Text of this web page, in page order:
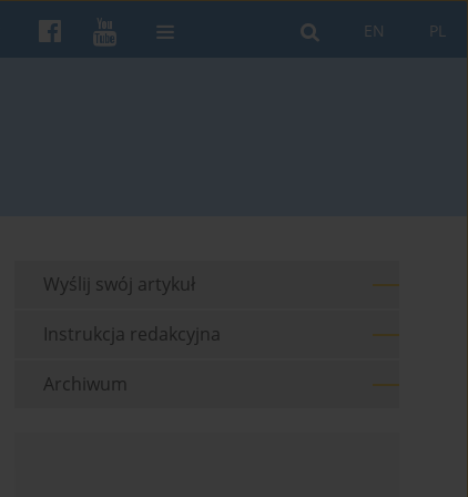
PL
EN
Wyślij swój artykuł
Instrukcja redakcyjna
Archiwum